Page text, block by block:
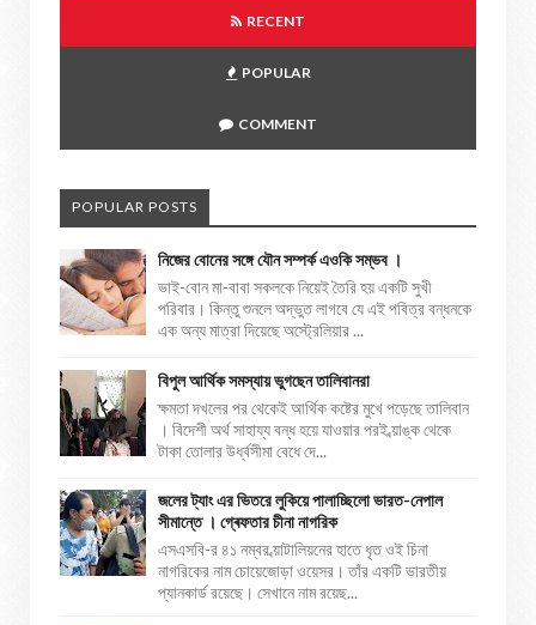
RECENT
POPULAR
COMMENT
POPULAR POSTS
নিজের বোনের সঙ্গে যৌন সম্পর্ক এওকি সম্ভব ।
ভাই-বোন মা-বাবা সকলকে নিয়েই তৈরি হয় একটি সুখী
পরিবার। কিন্তু শুনলে অদ্ভুত লাগবে যে এই পবিত্র বন্ধনকে
এক অন্য মাত্রা দিয়েছে অস্ট্রেলিয়ার ...
বিপুল আর্থিক সমস্যায় ভুগছেন তালিবানরা
ক্ষমতা দখলের পর থেকেই আর্থিক কষ্টের মুখে পড়েছে তালিবান
। বিদেশী অর্থ সাহায্য বন্ধ হয়ে যাওয়ার পরই ব্য়াঙ্ক থেকে
টাকা তোলার উর্ধ্বসীমা বেধে দে...
জলের ট্যাং এর ভিতরে লুকিয়ে পালাচ্ছিলো ভারত-নেপাল
সীমান্তে । গ্ৰেফতার চীনা নাগরিক
এসএসবি-র ৪১ নম্বর ব্য়াটালিয়নের হাতে ধৃত ওই চিনা
নাগরিকের নাম চোয়েজোড়া ওয়েসর। তাঁর একটি ভারতীয়
প্যানকার্ড রয়েছে। সেখানে নাম রয়েছ...